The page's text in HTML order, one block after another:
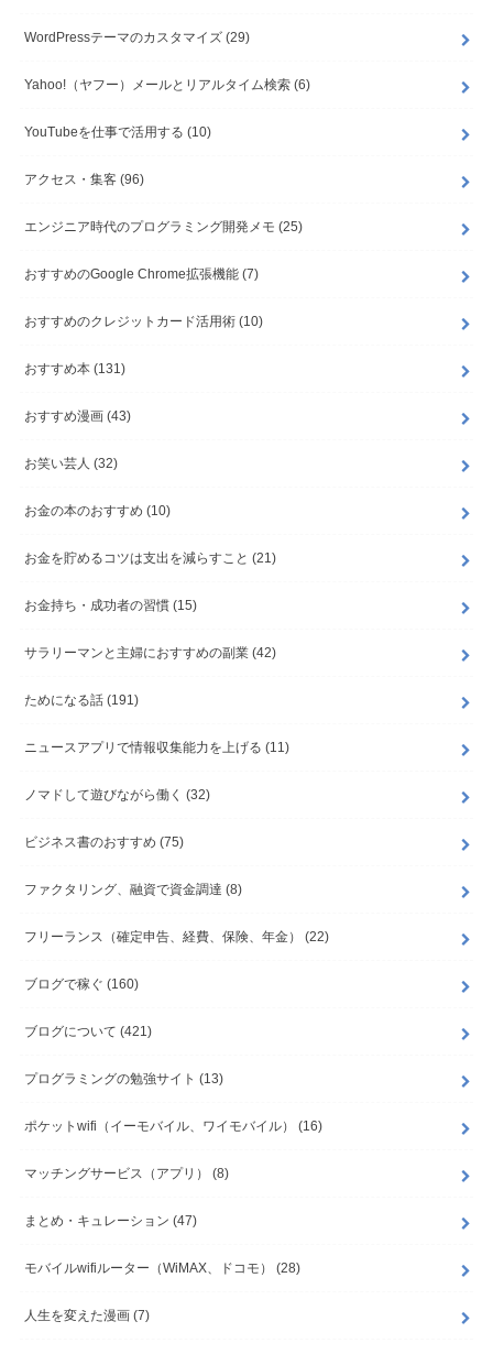
WordPressテーマのカスタマイズ (29)
Yahoo!（ヤフー）メールとリアルタイム検索 (6)
YouTubeを仕事で活用する (10)
アクセス・集客 (96)
エンジニア時代のプログラミング開発メモ (25)
おすすめのGoogle Chrome拡張機能 (7)
おすすめのクレジットカード活用術 (10)
おすすめ本 (131)
おすすめ漫画 (43)
お笑い芸人 (32)
お金の本のおすすめ (10)
お金を貯めるコツは支出を減らすこと (21)
お金持ち・成功者の習慣 (15)
サラリーマンと主婦におすすめの副業 (42)
ためになる話 (191)
ニュースアプリで情報収集能力を上げる (11)
ノマドして遊びながら働く (32)
ビジネス書のおすすめ (75)
ファクタリング、融資で資金調達 (8)
フリーランス（確定申告、経費、保険、年金） (22)
ブログで稼ぐ (160)
ブログについて (421)
プログラミングの勉強サイト (13)
ポケットwifi（イーモバイル、ワイモバイル） (16)
マッチングサービス（アプリ） (8)
まとめ・キュレーション (47)
モバイルwifiルーター（WiMAX、ドコモ） (28)
人生を変えた漫画 (7)